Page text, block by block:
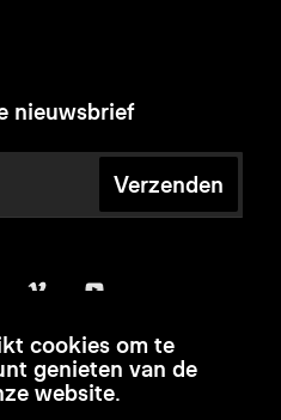
nieuwsbrief
Verzenden
cookies om te
genieten van de
website.